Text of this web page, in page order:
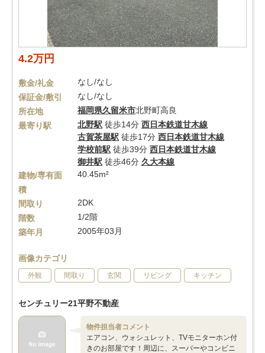
4.2万円
敷金/礼金
なし/なし
保証金/敷引
なし/なし
所在地
福岡県久留米市北野町高良
最寄り駅
北野駅 徒歩14分 西日本鉄道甘木線
古賀茶屋駅 徒歩17分 西日本鉄道甘木線
学校前駅 徒歩39分 西日本鉄道甘木線
御井駅 徒歩46分 久大本線
建物/専有面
積
40.45m²
間取り
2DK
階数
1/2階
築年月
2005年03月
画像カテゴリ
外観 間取り 玄関 リビング キッチン
センチュリー21平野不動産
物件担当者コメント
エアコン、ウォシュレット、TVモニターホン付
きのお部屋です！周辺に、スーパーやコンビニ